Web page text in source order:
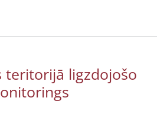
teritorijā ligzdojošo